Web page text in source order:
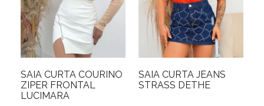
SAIA CURTA COURINO
ZIPER FRONTAL
LUCIMARA
SAIA CURTA JEANS
STRASS DETHE